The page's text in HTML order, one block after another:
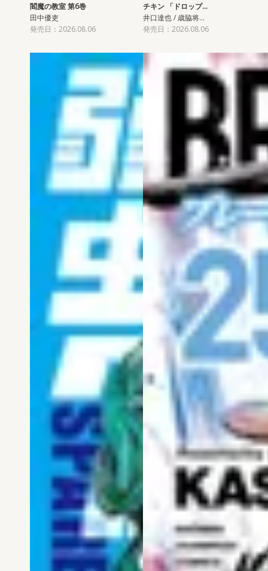
閻魔の教室 第6巻
田中優吏
発売日：2026.08.06
チキン 「ドロップ…
井口達也 / 歳脇将…
発売日：2026.08.06